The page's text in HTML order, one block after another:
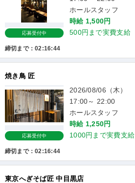
応募受付中
ホールスタッフ
時給 1,500円
500円まで実費支給
締切まで：02:16:43
焼き鳥 匠
応募受付中
2026/08/06（木）
17:00～ 22:00
ホールスタッフ
時給 1,250円
1000円まで実費支給
締切まで：02:16:43
東京へぎそば匠 中目黒店